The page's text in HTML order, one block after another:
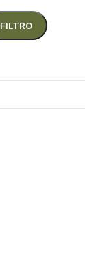
FILTRO